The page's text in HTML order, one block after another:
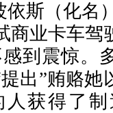
依斯（化名
商业卡车驾
到震惊。
出”贿赂她
获得了